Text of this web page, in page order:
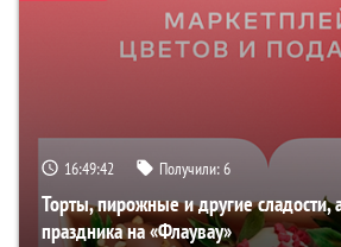
16:49:41 Получили:6
Торты, пирожные и другие сладости,
праздника на «Флаувау»